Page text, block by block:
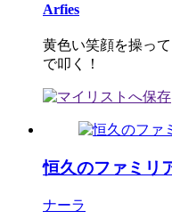
Arfies
黄色い笑顔を操っ
で叩く！
恒久のファミリ
ナーラ